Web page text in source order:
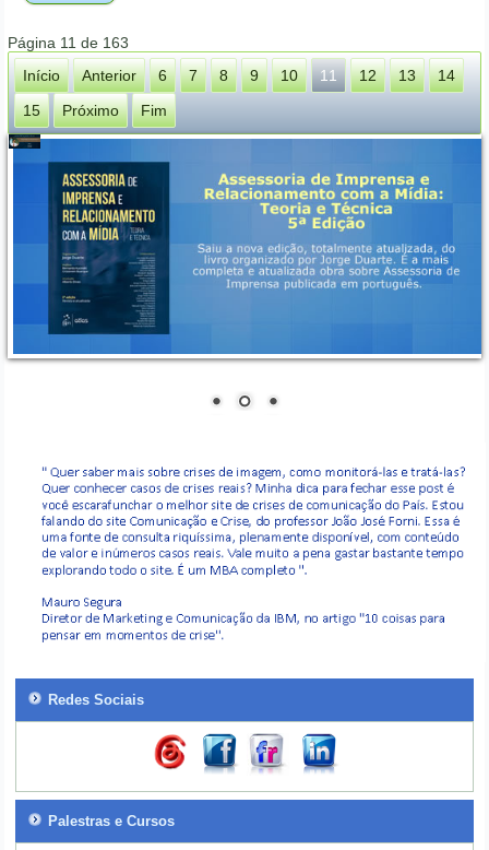
Página 11 de 163
Início
Anterior 6 7 8 9 10 11 12 13
14
15
Próximo Fim
Redes Sociais
Palestras e Cursos